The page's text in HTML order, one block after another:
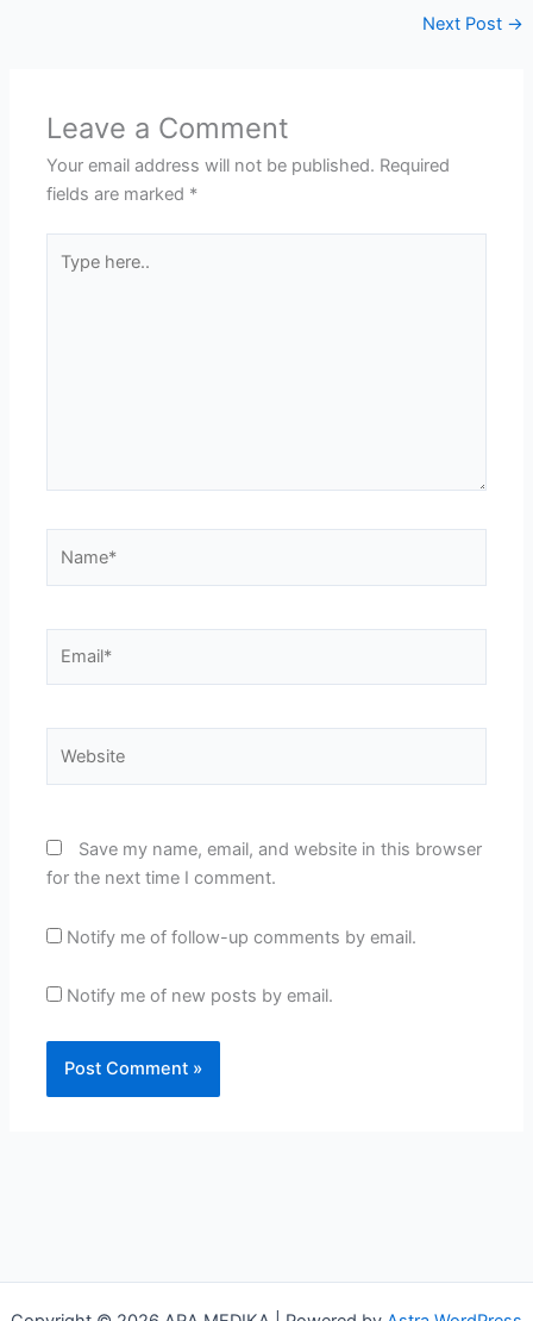
Next Post →
Leave a Comment
Your email address will not be published. Required
fields are marked *
here..
Save my name, email, and website in this browser
for the next time I comment.
Notify me of follow-up comments by email.
Notify me of new posts by email.